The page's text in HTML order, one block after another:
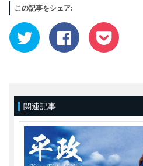
この記事をシェア:
ク
リ
ッ
ク
有
(新
し
い
ウ
ィ
ン
ド
ウ
で
Facebook
で
共
有
リ
し
て
く
だ
さ
い
(新
ク
リ
ッ
ク
ェ
し
い
ウ
ウ
関連記事